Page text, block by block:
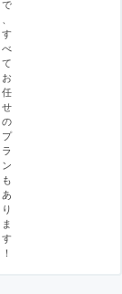
で
、
す
べ
て
お
任
せ
の
プ
ラ
ン
も
あ
り
ま
す
！